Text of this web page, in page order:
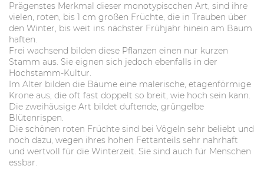
Prägenstes Merkmal dieser monotypiscchen Art, sind ihre
vielen, roten, bis 1 cm großen Früchte, die in Trauben über
den Winter, bis weit ins nächster Frühjahr hinein am Baum
haften.
Frei wachsend bilden diese Pflanzen einen nur kurzen
Stamm aus. Sie eignen sich jedoch ebenfalls in der
Hochstamm-Kultur.
Im Alter bilden die Bäume eine malerische, etagenförmige
Krone aus, die oft fast doppelt so breit, wie hoch sein kann.
Die zweihäusige Art bildet duftende, grüngelbe
Blütenrispen.
Die schönen roten Früchte sind bei Vögeln sehr beliebt und
noch dazu, wegen ihres hohen Fettanteils sehr nahrhaft
und wertvoll für die Winterzeit. Sie sind auch für Menschen
essbar.